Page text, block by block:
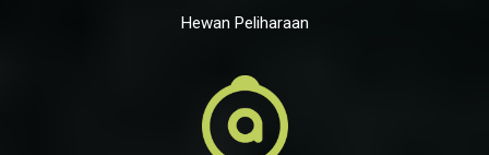
Hewan Peliharaan